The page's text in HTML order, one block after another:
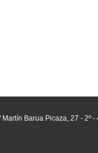
Martín Barua Picaza, 27 - 2º